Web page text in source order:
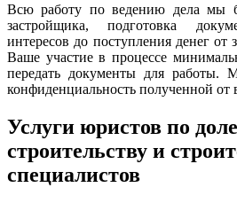
Всю работу по ведению дела мы
застройщика, подготовка
интересов до поступления денег от
Ваше участие в процессе
передать документы для работы.
конфиденциальность полученной от
Услуги юристов по
строительству и
специалистов